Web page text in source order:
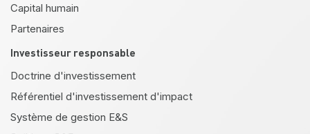
Capital humain
Partenaires
Investisseur responsable
Doctrine d'investissement
Référentiel d'investissement d'impact
Système de gestion E&S